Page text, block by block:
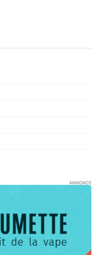
ANNONCE